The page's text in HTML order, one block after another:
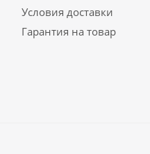
Условия доставки
Гарантия на товар